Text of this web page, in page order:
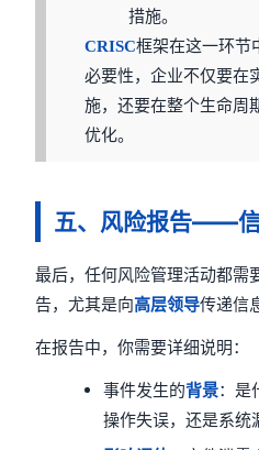
措施。
CRISC框架在这一环节
必要性，企业不仅要在
施，还要在整个生命周
优化。
五、风险报告——
最后，任何风险管理活动都需
告，尤其是向高层领导传递信
在报告中，你需要详细说明：
事件发生的背景：是
操作失误，还是系统